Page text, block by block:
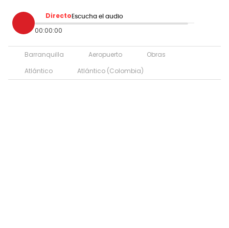
Directo Escucha el audio
00:00:00
Barranquilla Aeropuerto
Obras
Atlántico
Atlántico (Colombia)